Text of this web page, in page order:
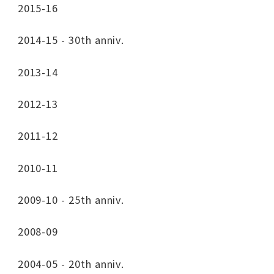
2015-16
2014-15 - 30th anniv.
2013-14
2012-13
2011-12
2010-11
2009-10 - 25th anniv.
2008-09
2004-05 - 20th anniv.